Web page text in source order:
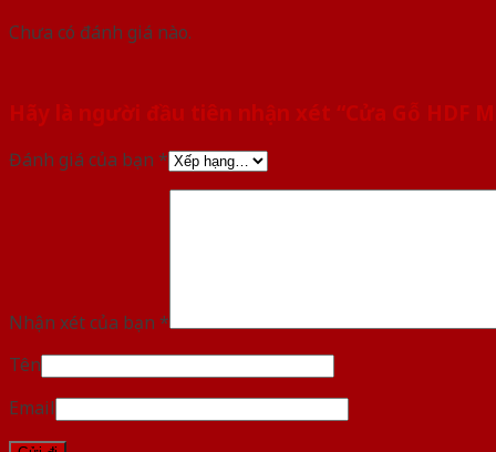
Chưa có đánh giá nào.
Hãy là người đầu tiên nhận xét “Cửa Gỗ HDF
Đánh giá của bạn *
Nhận xét của bạn *
Tên
Email